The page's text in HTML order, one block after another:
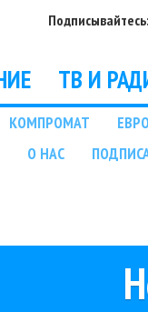
Подписывайтесь:
ТВ И
КОМПРОМАТ
О НАС